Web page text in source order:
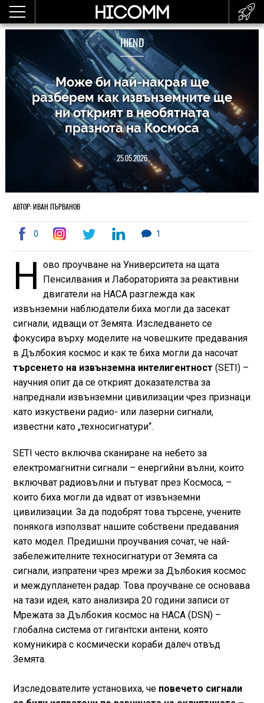
HIEND
Може би най-накрая щe
разберем как извънземните ще
ни открият в необятната
празнота на Космоса
25.05.2026
АВТОР: ИВАН ПЪРВАНОВ
0 1
Н ово проучване на Университета на щата
Пенсилвания и Лабораторията за реактивни
двигатели на НАСА разглежда как
извънземни наблюдатели биха могли да засекат
сигнали, идващи от Земята. Изследването се
фокусира върху моделите на човешките предавания
в Дълбокия космос и как те биха могли да насочат
търсенето на извънземна интелигентност (SETI) –
научния опит да се открият доказателства за
напреднали извънземни цивилизации чрез признаци
като изкуствени радио- или лазерни сигнали,
известни като „техносигнатури“.
SETI често включва сканиране на небето за
електромагнитни сигнали – енергийни вълни, които
включват радиовълни и пътуват през Космоса, –
които биха могли да идват от извънземни
цивилизации. За да подобрят това търсене, учените
понякога използват нашите собствени предавания
като модел. Предишни проучвания сочат, че най-
забележителните техносигнатури от Земята са
сигнали, изпратени чрез мрежи за Дълбокия космос
и междупланетен радар. Това проучване се основава
на тази идея, като анализира 20 години записи от
Мрежата за Дълбокия космос на НАСА (DSN) –
глобална система от гигантски антени, която
комуникира с космически кораби далеч отвъд
Земята.
Изследователите установиха, че повечето сигнали